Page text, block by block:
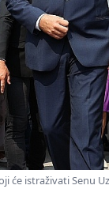
istraživati Senu